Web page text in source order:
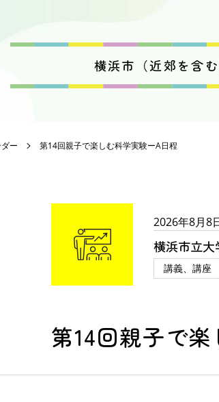
横浜市（近郊を含
ー 第14回親子で楽しむ科学実験ーA日程
2026年8月8
横浜市立大
講義、講座
第14回親子で